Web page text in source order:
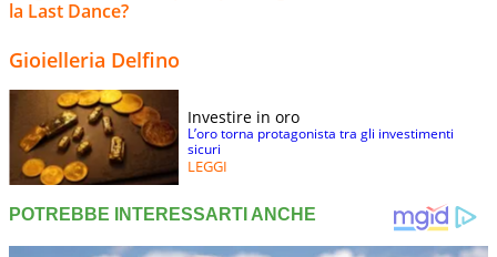
la Last Dance?
Gioielleria Delfino
Investire in oro
L’oro torna protagonista tra gli investimenti
sicuri
LEGGI